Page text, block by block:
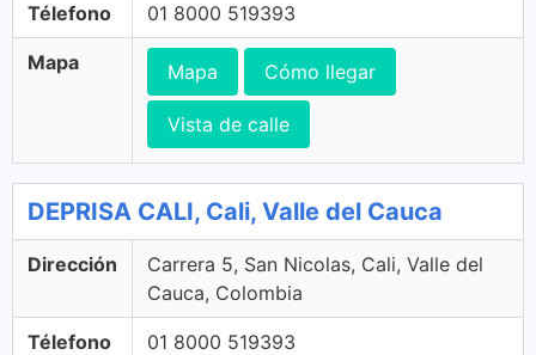
Télefono 01 8000 519393
Mapa Mapa Cómo llegar
Vista de calle
DEPRISA CALI, Cali, Valle del Cauca
Dirección
Carrera 5, San Nicolas, Cali, Valle del
Cauca, Colombia
Télefono 01 8000 519393